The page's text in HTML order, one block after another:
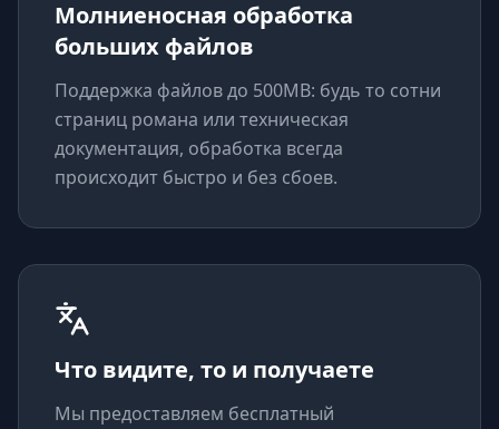
Молниеносная обработка
больших файлов
Поддержка файлов до 500MB: будь то сотни
страниц романа или техническая
документация, обработка всегда
происходит быстро и без сбоев.
Что видите, то и получаете
Мы предоставляем бесплатный